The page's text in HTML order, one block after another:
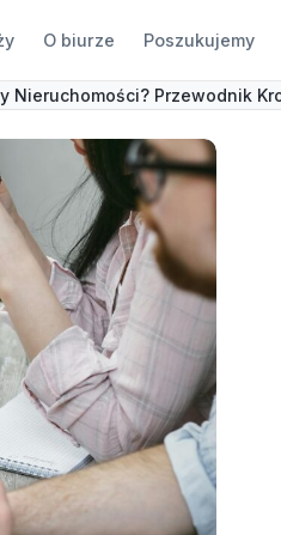
O biurze Poszukujemy
Nieruchomości? Przewodnik